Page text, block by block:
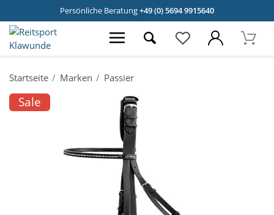
Persönliche Beratung+49 (0) 5694 9915640
Startseite Marken Passier
Sale